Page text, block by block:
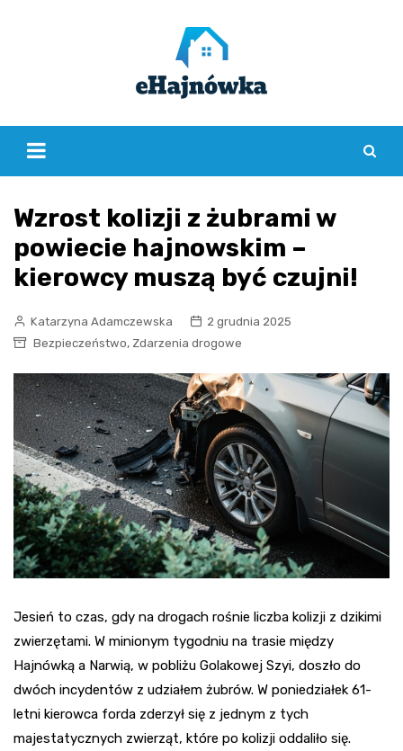
Wzrost kolizji z żubrami w
powiecie hajnowskim –
kierowcy muszą być czujni!
Katarzyna Adamczewska
2 grudnia 2025
Bezpieczeństwo, Zdarzenia drogowe
Jesień to czas, gdy na drogach rośnie liczba kolizji z dzikimi
zwierzętami. W minionym tygodniu na trasie między
Hajnówką a Narwią, w pobliżu Golakowej Szyi, doszło do
dwóch incydentów z udziałem żubrów. W poniedziałek 61-
letni kierowca forda zderzył się z jednym z tych
majestatycznych zwierząt, które po kolizji oddaliło się.